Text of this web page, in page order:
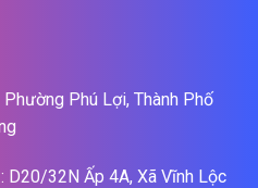
Phú Lợi, Thành Phố
32N Ấp 4A, Xã Vĩnh Lộc